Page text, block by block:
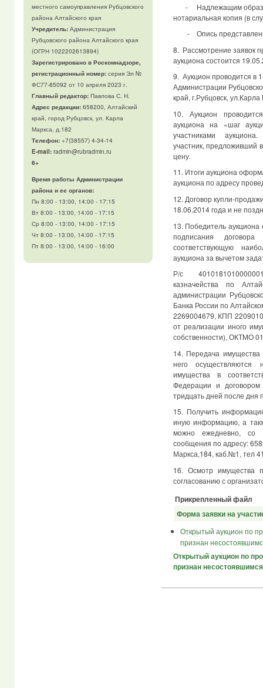
местного самоуправления Рубцовского
района Алтайского края
Учредитель:Администрация
Рубцовского района Алтайского края
(ОГРН 1022202613894)
Зарегистрировано в Роскомнадзоре,
регистрационный номер:серия Эл №
ФС77-85092 от 10 апреля 2023 г.
Главный редактор:Павлова С. Н.
Адрес редакции:658200, Алтайский
край, город Рубцовск, ул. Карла
Маркса, д.182
Телефон:+7(38557) 4-34-14
E-mail:radmin@rubradmin.ru
6+
Время работы Администрации
района и ее органов:
Пн 8:00 - 13:00, 14:00 - 17:15
Вт 8:00 - 13:00, 14:00 - 17:15
Ср 8:00 - 13:00, 14:00 - 17:15
Чт 8:00 - 13:00, 14:00 - 17:15
Пт 8:00 - 13:00, 14:00 - 16:00
- Надлежащим
нотариальная копия (в
- Опись
8. Рассмотрение заявок
аукциона состоится
9. Аукцион проводится в
Администрации
край, г.Рубцовск,
10. Аукцион
аукциона на «шаг
участниками
участник, предложивший
цену.
11. Итоги аукциона
аукциона по адресу
12. Договор купли-
18.06.2014 года и не
13. Победитель
подписания
соответствующую
аукциона за вычетом
Р/с
казначейства по
администрации
Банка России по
2269004679, КПП
от реализации иного
собственности), ОКТМО
14. Передача
него осуществляются
имущества в
Федерации и
тридцать дней после
15. Получить
иную информацию, а
можно ежедневно, со
сообщения по адресу:
Маркса,184, каб.№1, тел
16. Осмотр имущества
согласованию с
Прикрепленный файл
Форма заявки на
Открытый аукцион по
признан
Открытый аукцион по
признан несостоявшимся